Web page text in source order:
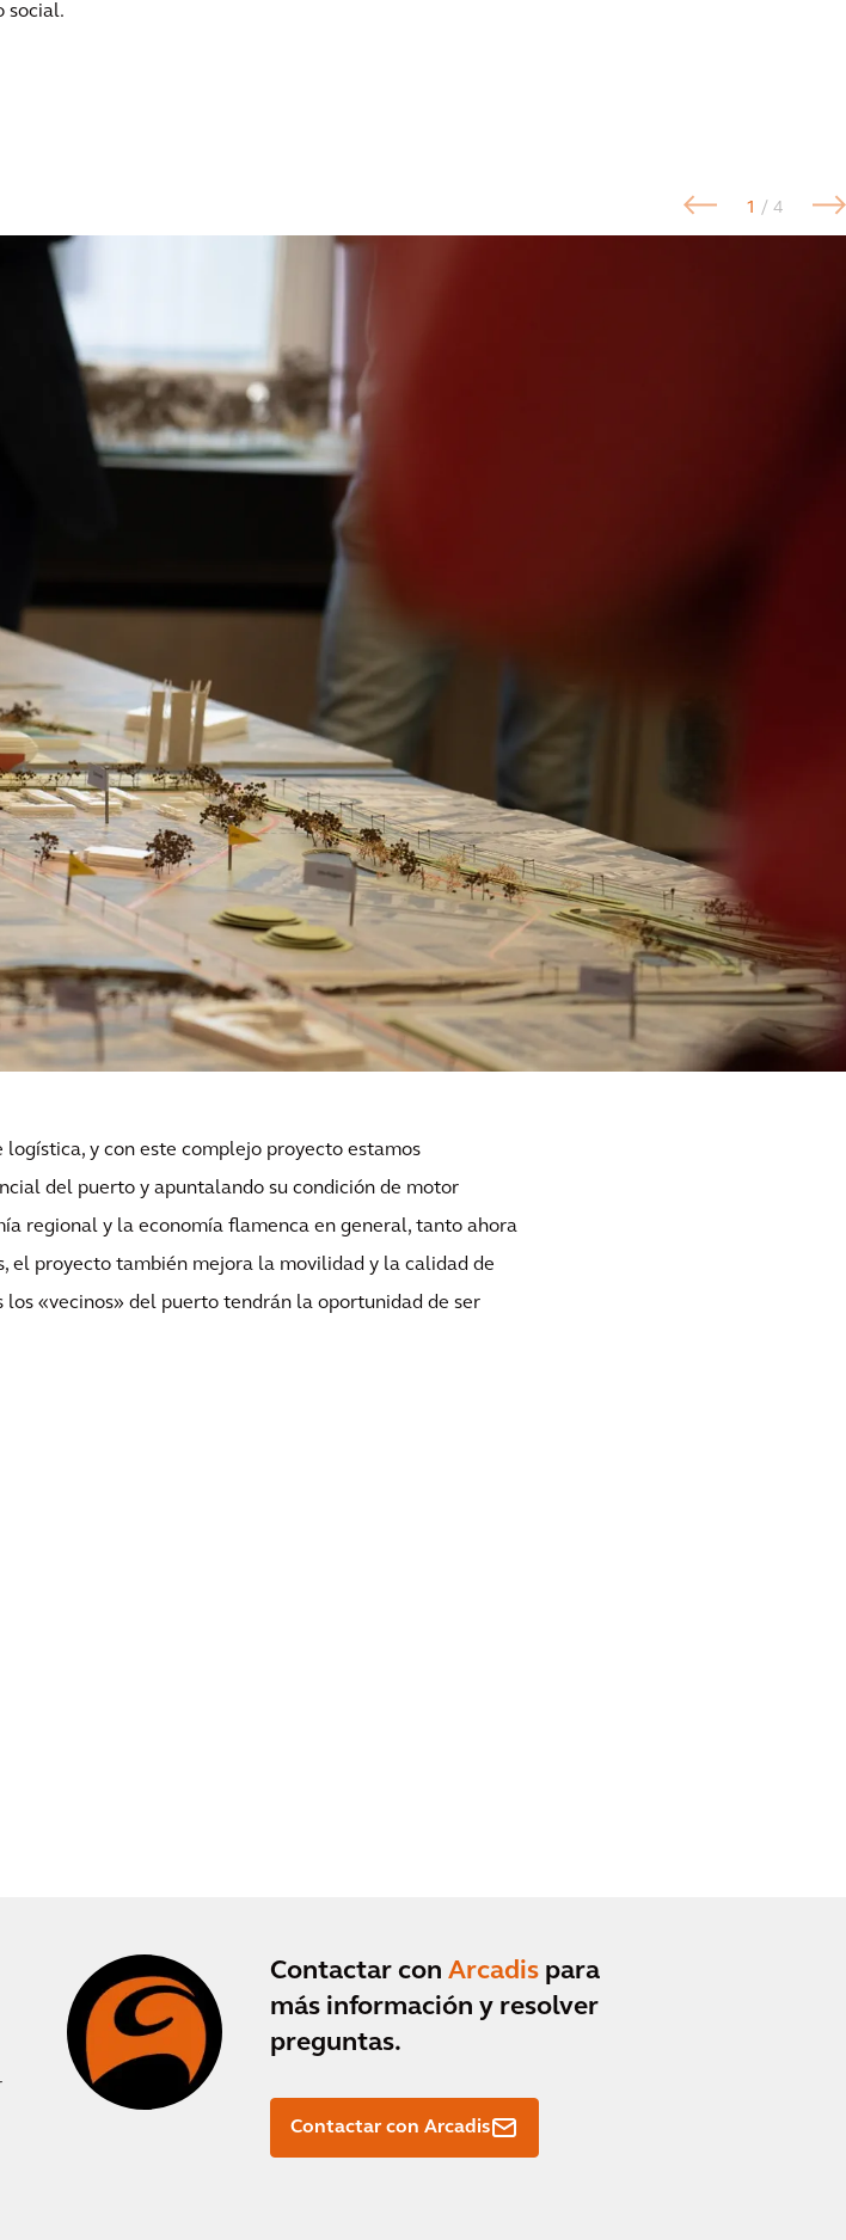
social.
1 / 4
logística, y con este complejo proyecto estamos
del puerto y apuntalando su condición de motor
regional y la economía flamenca en general, tanto ahora
el proyecto también mejora la movilidad y la calidad de
los «vecinos» del puerto tendrán la oportunidad de ser
Contactar con Arcadis para
más información y resolver
preguntas.
Contactar con Arcadis